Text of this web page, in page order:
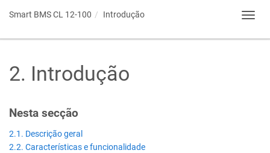
Smart BMS CL 12-100 Introdução
2. Introdução
Nesta secção
2.1. Descrição geral
2.2. Características e funcionalidade